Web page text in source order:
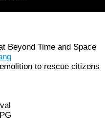
Beyond Time and Space
to rescue citizens